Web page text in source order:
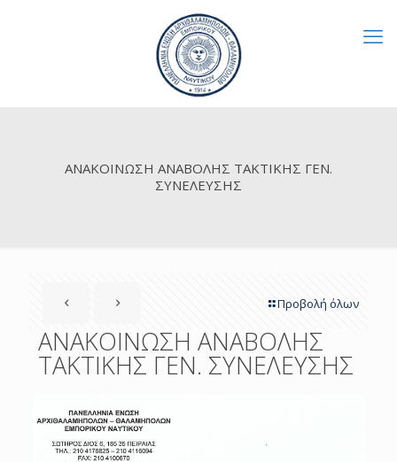
ΑΝΑΚΟΙΝΩΣΗ ΑΝΑΒΟΛΗΣ ΤΑΚΤΙΚΗΣ ΓΕΝ.
ΣΥΝΕΛΕΥΣΗΣ
Προβολή όλων
ΑΝΑΚΟΙΝΩΣΗ ΑΝΑΒΟΛΗΣ
ΤΑΚΤΙΚΗΣ ΓΕΝ. ΣΥΝΕΛΕΥΣΗΣ